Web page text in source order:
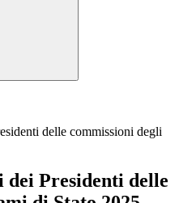
delle commissioni degli
dei Presidenti delle